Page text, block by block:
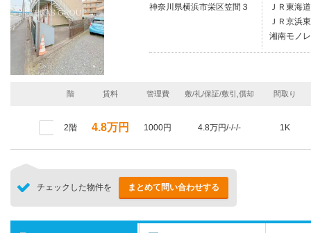
神奈川県横浜市栄区笠間３
ＪＲ東海
ＪＲ京浜
湘南モノ
階 賃料 管理費 敷/礼/保証/敷引,償却 間取り
2階 4.8万円 1000円 4.8万円/-/-/- 1K
チェックした物件を まとめて問い合わせする